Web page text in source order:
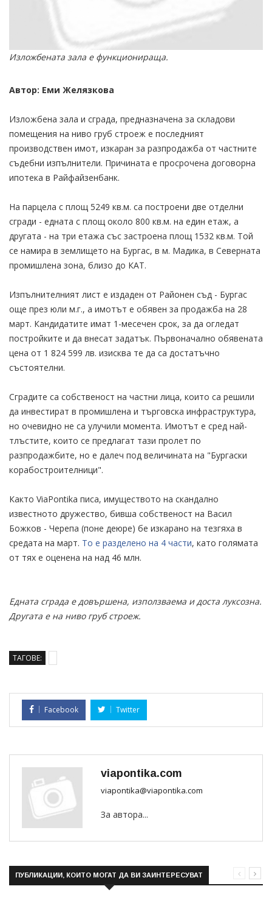
Изложбената зала е функционираща.
Автор: Еми Желязкова
Изложбена зала и сграда, предназначена за складови
помещения на ниво груб строеж е последният
производствен имот, изкаран за разпродажба от частните
съдебни изпълнители. Причината е просрочена договорна
ипотека в Райфайзенбанк.
На парцела с площ 5249 кв.м. са построени две отделни
сгради - едната с площ около 800 кв.м. на един етаж, а
другата - на три етажа със застроена площ 1532 кв.м. Той
се намира в землището на Бургас, в м. Мадика, в Северната
промишлена зона, близо до КАТ.
Изпълнителният лист е издаден от Районен съд - Бургас
още през юли м.г., а имотът е обявен за продажба на 28
март. Кандидатите имат 1-месечен срок, за да огледат
постройките и да внесат задатък. Първоначално обявената
цена от 1 824 599 лв. изисква те да са достатъчно
състоятелни.
Сградите са собственост на частни лица, които са решили
да инвестират в промишлена и търговска инфраструктура,
но очевидно не са улучили момента. Имотът е сред най-
тлъстите, които се предлагат тази пролет по
разпродажбите, но е далеч под величината на "Бургаски
корабостроителници".
Както ViaPontika писа, имуществото на скандално
известното дружество, бивша собственост на Васил
Божков - Черепа (поне деюре) бе изкарано на тезгяха в
средата на март. То е разделено на 4 части, като голямата
от тях е оценена на над 46 млн.
Едната сграда е довършена, използваема и доста луксозна.
Другата е на ниво груб строеж.
ТАГОВЕ:
Facebook Twitter
viapontika.com
viapontika@viapontika.com
За автора...
ПУБЛИКАЦИИ, КОИТО МОГАТ ДА ВИ ЗАИНТЕРЕСУВАТ